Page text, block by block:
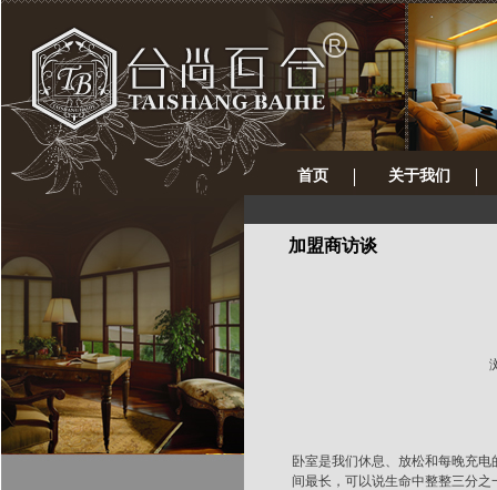
首页 关于我们
加盟商访谈
卧室是我们休息、放松和每晚充
间最长，可以说生命中整整三分